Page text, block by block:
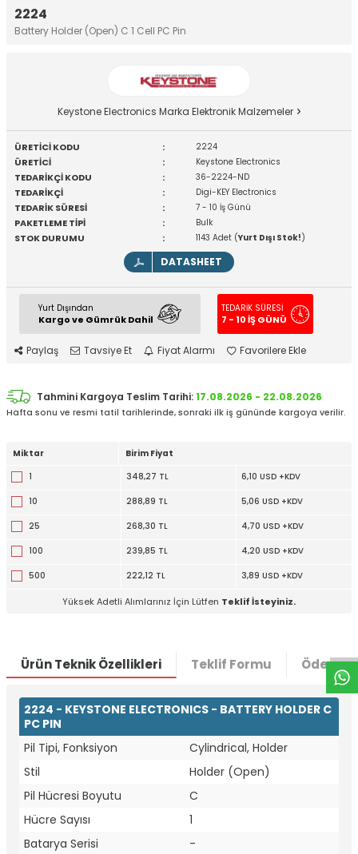
2224
Battery Holder (Open) C 1 Cell PC Pin
Keystone Electronics Marka Elektronik Malzemeler
ÜRETİCİ KODU : 2224
ÜRETİCİ : Keystone Electronics
TEDARİKÇİ KODU : 36-2224-ND
TEDARİKÇİ : Digi-KEY Electronics
TEDARİK SÜRESİ : 7 - 10 İş Günü
PAKETLEME TİPİ : Bulk
STOK DURUMU : 1143 Adet (Yurt Dışı Stok!)
DATASHEET
Yurt Dışından
Kargo ve Gümrük Dahil
TEDARİK SÜRESİ
7 - 10 İŞ GÜNÜ
Paylaş Tavsiye Et Fiyat Alarmı Favorilere Ekle
Tahmini Kargoya Teslim Tarihi:17.08.2026 - 22.08.2026
Hafta sonu ve resmi tatil tarihlerinde, sonraki ilk iş gününde kargoya verilir.
Miktar
Birim Fiyat
1
348,27 TL 6,10 USD +KDV
10 288,89 TL 5,06 USD +KDV
25 268,30 TL 4,70 USD +KDV
100 239,85 TL 4,20 USD +KDV
500 222,12 TL 3,89 USD +KDV
Yüksek Adetli Alımlarınız İçin Lütfen Teklif İsteyiniz.
Ürün Teknik Özellikleri Teklif Formu Ödeme
2224 - KEYSTONE ELECTRONICS - BATTERY HOLDER C
PC PIN
Pil Tipi, Fonksiyon
Cylindrical, Holder
Stil
Holder (Open)
Pil Hücresi Boyutu
C
Hücre Sayısı
1
Batarya Serisi
-